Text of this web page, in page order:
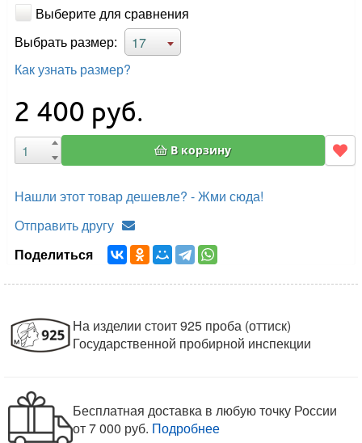
Выберите для сравнения
Выбрать размер:
17
Как узнать размер?
2 400 руб.
В корзину
Нашли этот товар дешевле? - Жми сюда!
Отправить другу
Поделиться
На изделии стоит 925 проба (оттиск)
Государственной пробирной инспекции
Бесплатная доставка в любую точку России
от 7 000 руб. Подробнее